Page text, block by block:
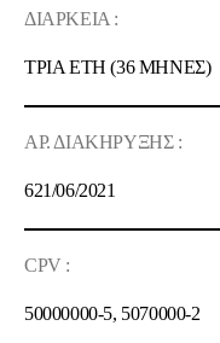
ΔΙΑΡΚΕΙΑ :
ΤΡΙΑ ΕΤΗ (36 ΜΗΝΕΣ)
ΑΡ. ΔΙΑΚΗΡΥΞΗΣ :
621/06/2021
CPV :
50000000-5, 5070000-2